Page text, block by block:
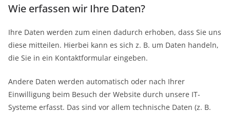
Wie erfassen wir Ihre Daten?
Ihre Daten werden zum einen dadurch erhoben, dass Sie uns
diese mitteilen. Hierbei kann es sich z. B. um Daten handeln,
die Sie in ein Kontaktformular eingeben.
Andere Daten werden automatisch oder nach Ihrer
Einwilligung beim Besuch der Website durch unsere IT-
Systeme erfasst. Das sind vor allem technische Daten (z. B.